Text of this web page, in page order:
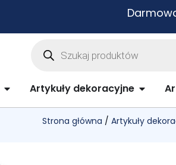
Wyszukiwarka
Open Artykuły biurowe i szkolne
Artykuły dekoracyjne Open
Strona główna / Artykuły